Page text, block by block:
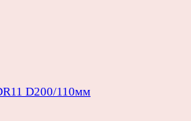
D200/110мм